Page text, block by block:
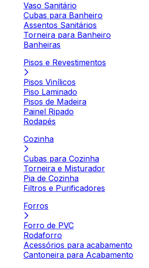
Vaso Sanitário
Cubas para Banheiro
Assentos Sanitários
Torneira para Banheiro
Banheiras
Pisos e Revestimentos
Pisos Vinílicos
Piso Laminado
Pisos de Madeira
Painel Ripado
Rodapés
Cozinha
Cubas para Cozinha
Torneira e Misturador
Pia de Cozinha
Filtros e Purificadores
Forros
Forro de PVC
Rodaforro
Acessórios para acabamento
Cantoneira para Acabamento